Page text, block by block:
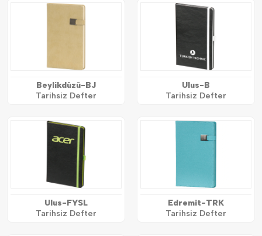
Beylikdüzü-BJ
Tarihsiz Defter
Ulus-B
Tarihsiz Defter
Ulus-FYSL
Tarihsiz Defter
Edremit-TRK
Tarihsiz Defter